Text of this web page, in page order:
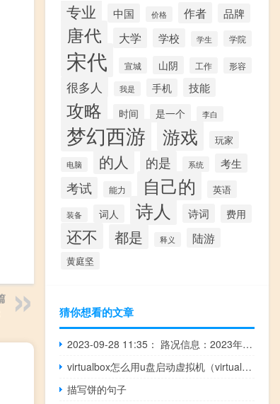
专业 中国 价格 作者 品牌
唐代 大学 学校 学生 学院
宋代 宣城 山阴 工作 形容
很多人 我是 手机 技能
攻略 时间 是一个 李白
梦幻西游 游戏 玩家
电脑 的人 的是 系统 考生
考试 能力 自己的 英语
装备 词人 诗人 诗词 费用
还不 都是 释义 陆游
黄庭坚
猜你想看的文章
2023-09-28 11:35： 路况信息：2023年9月28日10时40分，沪昆高速潭邵段湘潭北收费站附近以东K1060至K1065处东往西因车流量大造成交通通行缓慢，至11时30分已恢复正常通行。Sa85Za ​​​
virtualbox怎么用u盘启动虚拟机（virtualbox怎么用）
描写饼的句子